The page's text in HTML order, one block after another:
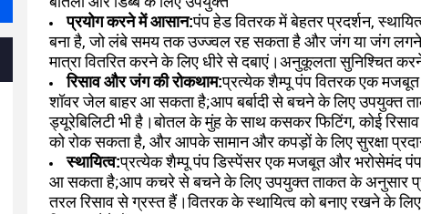
प्रयोग करने में आसान:पंप हेड वितरक में बेहतर प्रदर्शन,
बना है, जो लंबे समय तक उज्ज्वल रह सकता है और जंग या जंग
मात्रा वितरित करने के लिए धीरे से दबाएं।अनुकूलता सुनिश्चित
रिसाव और जंग की रोकथाम:प्रत्येक शैम्पू पंप वितरक एक मजबूत
शॉवर जेल बाहर आ सकता है;आप बर्बादी से बचने के लिए
ड्यूरेबिलिटी भी है।बोतल के मुंह के साथ कसकर फिटिंग, कोई
को रोक सकता है, और आपके सामान और कपड़ों के लिए सुरक्षा
स्थायित्व:प्रत्येक शैम्पू पंप डिस्पेंसर एक मजबूत और भरोसेमंद पंप
आ सकता है;आप कचरे से बचने के लिए उपयुक्त ताकत के अनुसार
तरल रिसाव से ग्रस्त हैं।वितरक के स्थायित्व को बनाए रखने के